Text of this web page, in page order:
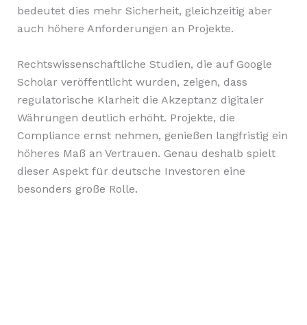
bedeutet dies mehr Sicherheit, gleichzeitig aber
auch höhere Anforderungen an Projekte.
Rechtswissenschaftliche Studien, die auf Google
Scholar veröffentlicht wurden, zeigen, dass
regulatorische Klarheit die Akzeptanz digitaler
Währungen deutlich erhöht. Projekte, die
Compliance ernst nehmen, genießen langfristig ein
höheres Maß an Vertrauen. Genau deshalb spielt
dieser Aspekt für deutsche Investoren eine
besonders große Rolle.